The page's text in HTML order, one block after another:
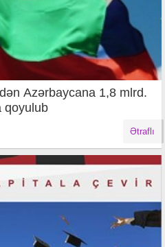
Azərbaycana 1,8 mlrd.
qoyulub
Ətraflı